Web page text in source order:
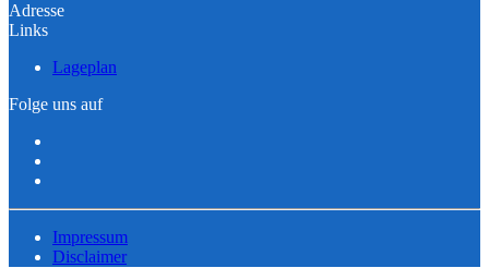
Adresse
Links
Lageplan
Folge uns auf
Impressum
Disclaimer